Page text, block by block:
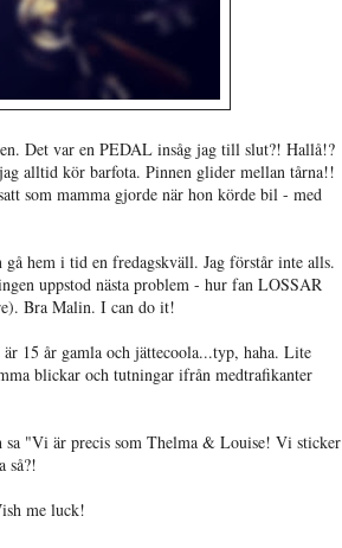
Det var en PEDAL insåg jag till slut?! Hallå!?
alltid kör barfota. Pinnen glider mellan tårna!!
som mamma gjorde när hon körde bil - med
hem i tid en fredagskväll. Jag förstår inte alls.
uppstod nästa problem - hur fan LOSSAR
Bra Malin. I can do it!
15 år gamla och jättecoola...typ, haha. Lite
blickar och tutningar ifrån medtrafikanter
sa "Vi är precis som Thelma & Louise! Vi sticker
så?!
me luck!